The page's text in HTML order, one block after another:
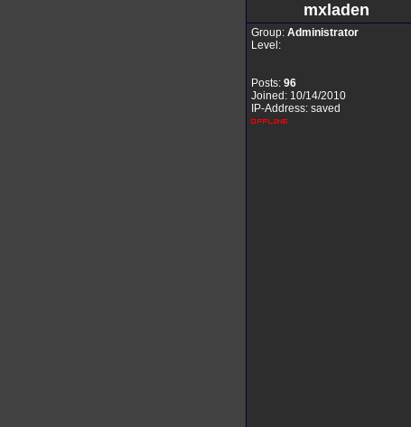
mxladen
Group: Administrator
Level:
Posts: 96
Joined: 10/14/2010
IP-Address: saved